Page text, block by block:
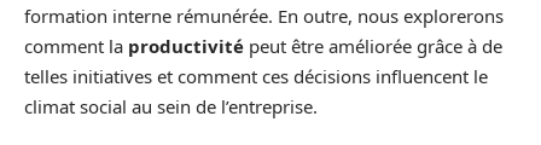
formation interne rémunérée. En outre, nous explorerons
comment la productivité peut être améliorée grâce à de
telles initiatives et comment ces décisions influencent le
climat social au sein de l’entreprise.